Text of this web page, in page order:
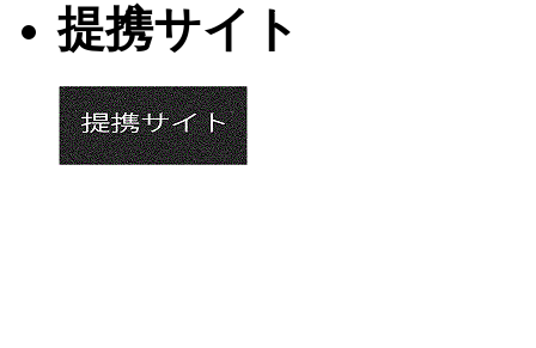
提携サイト